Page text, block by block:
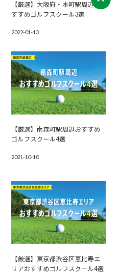
【厳選】大阪府・本町駅周辺お
すすめゴルフスクール3選
2022-01-13
【厳選】南森町駅周辺おすすめ
ゴルフスクール4選
2021-10-10
【厳選】東京都渋谷区恵比寿エ
リアおすすめゴルフスクール4選